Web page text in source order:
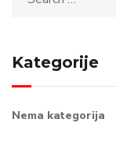
Kategorije
Nema kategorija